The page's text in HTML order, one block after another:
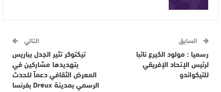
السابق
رسميا : مولود الكيرع نائبا
لرئيس الإتحاد الإفريقي
للتيكواندو
التالي
تيكتوكر تثير الجدل بباريس
بتهديدها مشاركين في
المعرض الثقافي دعماً للحدث
الرسمي بمدينة Dreux بفرنسا